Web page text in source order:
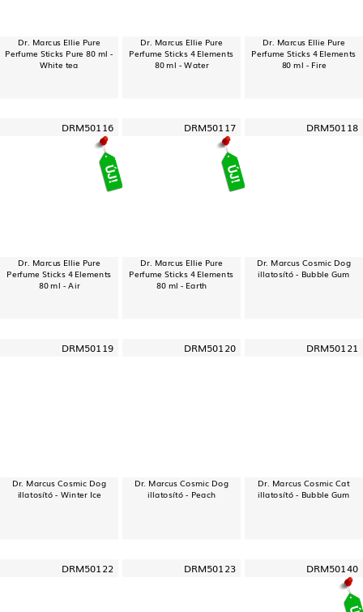
Dr. Marcus Ellie Pure
Perfume Sticks Pure 80 ml -
White tea
Dr. Marcus Ellie Pure
Perfume Sticks 4 Elements
80 ml - Water
Dr. Marcus Ellie Pure
Perfume Sticks 4 Elements
80 ml - Fire
DRM50116
Dr. Marcus Ellie Pure
Perfume Sticks 4 Elements
80 ml - Air
DRM50117
Dr. Marcus Ellie Pure
Perfume Sticks 4 Elements
80 ml - Earth
DRM50118
Dr. Marcus Cosmic Dog
illatosító - Bubble Gum
DRM50119
Dr. Marcus Cosmic Dog
illatosító - Winter Ice
DRM50120
Dr. Marcus Cosmic Dog
illatosító - Peach
DRM50121
Dr. Marcus Cosmic Cat
illatosító - Bubble Gum
DRM50122 DRM50123 DRM50140